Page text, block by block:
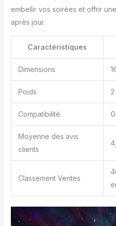
embellir vos soirées et offrir
après jour.
Caractéristiques
Dimensions
Poids
Compatibilité
Moyenne des avis
clients
Classement Ventes